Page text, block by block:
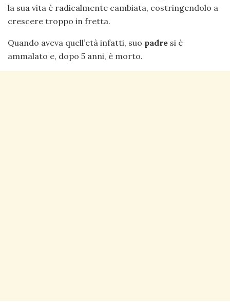
la sua vita è radicalmente cambiata, costringendolo a
crescere troppo in fretta.
Quando aveva quell’età infatti, suo padre si è
ammalato e, dopo 5 anni, è morto.